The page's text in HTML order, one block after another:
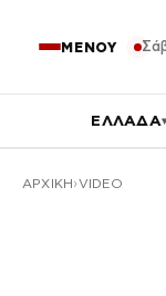
ΜΕΝΟΥ
ΕΛΛΑΔΑ
ΑΡΧΙΚΉ VIDEO